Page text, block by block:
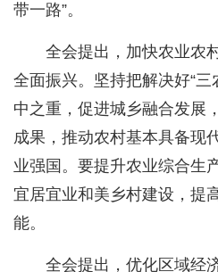
带一路”。
全会提出，加快农业农
全面振兴。坚持把解决好“三
中之重，促进城乡融合发展
成果，推动农村基本具备现
业强国。要提升农业综合生
宜居宜业和美乡村建设，提
能。
全会提出，优化区域经